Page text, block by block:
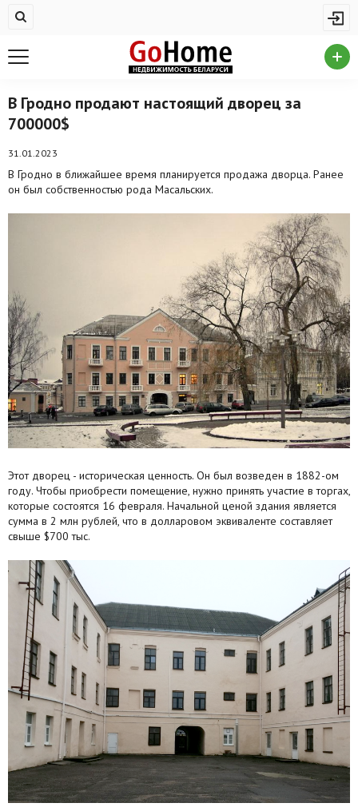
Купить квартиру
На сутки
Новостройки
Дома/коттеджи/участки
Продажа коммерческой недвижимости
Аренда коммерческой недвижимости
Другие разделы
Новости
Агентства
Ремонт квартир
Грузовое такси
Способы оплаты
Реклама на сайте
В Гродно продают настоящий дворец за
700000$
31.01.2023
В Гродно в ближайшее время планируется продажа дворца. Ранее
он был собственностью рода Масальских.
Этот дворец - историческая ценность. Он был возведен в 1882-ом
году. Чтобы приобрести помещение, нужно принять участие в торгах,
которые состоятся 16 февраля. Начальной ценой здания является
сумма в 2 млн рублей, что в долларовом эквиваленте составляет
свыше $700 тыс.